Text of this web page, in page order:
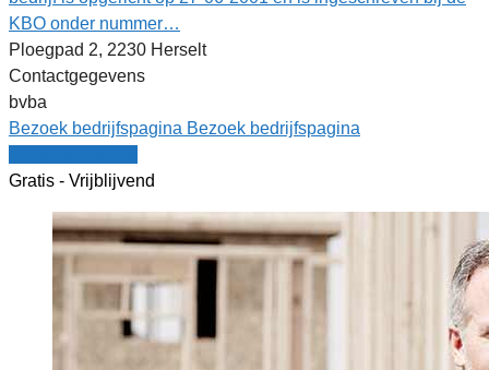
KBO onder nummer…
Ploegpad 2, 2230 Herselt
Contactgegevens
bvba
Bezoek bedrijfspagina Bezoek bedrijfspagina
Gratis - Vrijblijvend